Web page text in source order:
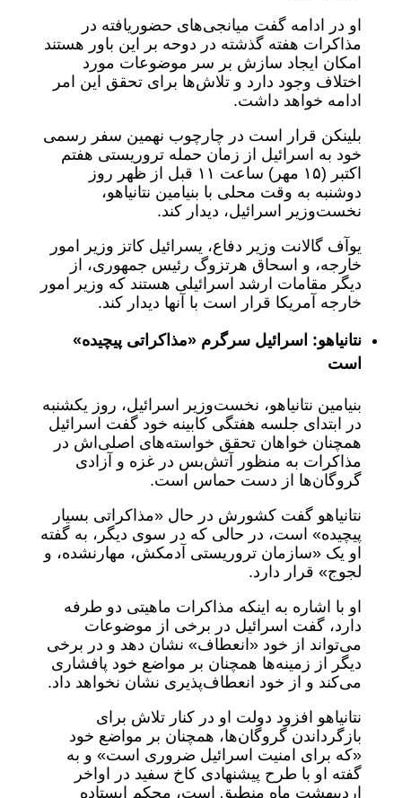
او در ادامه گفت میانجی‌های حضوریافته در
مذاکرات هفته گذشته در دوحه بر این باور هستند
امکان ایجاد سازش بر سر موضوعات مورد
اختلاف وجود دارد و تلاش‌ها برای تحقق این امر
ادامه خواهد داشت.
بلینکن قرار است در چارچوب نهمین سفر رسمی
خود به اسرائیل از زمان حمله تروریستی هفتم
اکتبر (۱۵ مهر) ساعت ١١ قبل از ظهر روز
دوشنبه به وقت محلی با بنیامین نتانیاهو،
نخست‌وزیر اسرائیل، دیدار کند.
یوآف گالانت وزیر دفاع، یسرائیل کاتز وزیر امور
خارجه، و اسحاق هرتزوگ رئیس جمهوری، از
دیگر مقامات ارشد اسرائیلی هستند که وزیر امور
خارجه آمریکا قرار است با آنها دیدار کند.
نتانیاهو: اسرائیل سرگرم «مذاکراتی پیچیده»
است
بنیامین نتانیاهو، نخست‌وزیر اسرائیل، روز یکشنبه
در ابتدای جلسه هفتگی کابینه خود گفت اسرائیل
همچنان خواهان تحقق خواسته‌های اصلی‌اش در
مذاکرات به منظور آتش‌بس در غزه و آزادی
گروگان‌ها از دست حماس است.
نتانیاهو گفت کشورش در حال «مذاکراتی بسیار
پیچیده» است، در حالی که در سوی دیگر، به گفته
او یک «سازمان تروریستی آدمکش، مهارنشده، و
لجوج» قرار دارد.
او با اشاره به اینکه مذاکرات ماهیتی دو طرفه
دارد، گفت اسرائیل در برخی از موضوعات
می‌تواند از خود «انعطاف» نشان دهد و در برخی
دیگر از زمینه‌ها همچنان بر مواضع خود پافشاری
می‌کند و از خود انعطاف‌پذیری نشان نخواهد داد.
نتانیاهو افزود دولت او در کنار تلاش برای
بازگرداندن گروگان‌ها، همچنان بر مواضع خود
«که برای امنیت اسرائیل ضروری است» و به
گفته او با طرح پیشنهادی کاخ سفید در اواخر
اردیبهشت ماه منطبق است، محکم ایستاده